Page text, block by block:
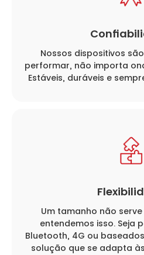
Nossos dispositivos
performar, não importa
Estáveis, duráveis e
Um tamanho não
entendemos isso. Seja
Bluetooth, 4G ou
solução que se adapta